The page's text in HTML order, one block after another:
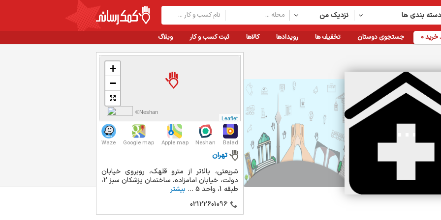
نزدیک من بندی ها
وبلاگ ثبت کسب و کار کالاها رویدادها تخفیف ها جستجوی دوستان خرید0
+
−
Leaflet
©Neshan
Balad
Neshan
Apple map
Google map
Waze
تهران
شریعتی، بالاتر از مترو قلهک، روبروی خیابان
دولت، خیابان امامزاده، ساختمان پزشکان سبز 2،
طبقه 1، واحد 5 ...
بیشتر
02122601096